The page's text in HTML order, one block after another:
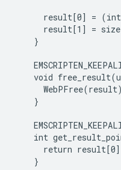
result[0] =
result[1] =
    }
void
    }
int
return
    }